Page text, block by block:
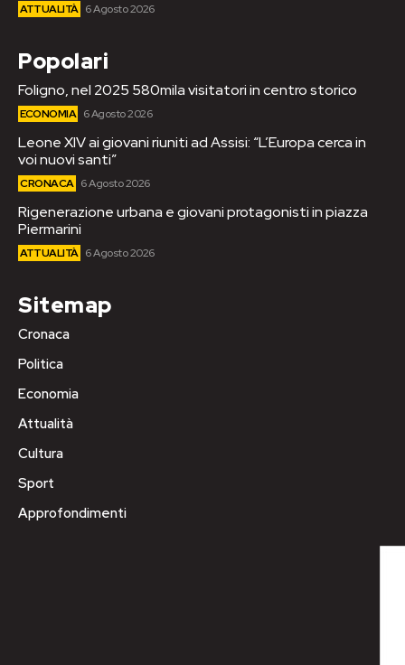
ATTUALITÀ 6 Agosto 2026
Popolari
Foligno, nel 2025 580mila visitatori in centro storico
ECONOMIA 6 Agosto 2026
Leone XIV ai giovani riuniti ad Assisi: “L’Europa cerca in
voi nuovi santi”
CRONACA 6 Agosto 2026
Rigenerazione urbana e giovani protagonisti in piazza
Piermarini
ATTUALITÀ 6 Agosto 2026
Sitemap
Cronaca
Politica
Economia
Attualità
Cultura
Sport
Approfondimenti